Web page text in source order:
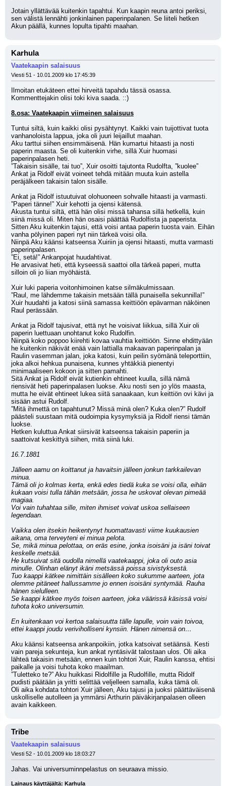
Jotain yllättävää kuitenkin tapahtui. Kun kaapin reuna antoi periksi,
sen välistä lennähti jonkinlainen paperinpalanen. Se liiteli hetken
Akun päällä, kunnes lopulta tipahti maahan.
Karhula
Vaatekaapin salaisuus
Viesti 51 - 10.01.2009 klo 17:45:39
Ilmoitan etukäteen ettei hirveitä tapahdu tässä osassa.
Kommenttejakin olisi toki kiva saada. ::)
8.osa: Vaatekaapin viimeinen salaisuus
Tuntui siltä, kuin kaikki olisi pysähtynyt. Kaikki vain tuijottivat tuota
vanhanoloista lappua, joka oli juuri leijaillut maahan.
Aku tarttui siihen ensimmäisenä. Hän kumartui hitaasti ja nosti
paperin maasta. Se oli kuitenkin virhe, sillä Xuir huomasi
paperinpalasen heti.
”Takaisin sisälle, tai tuo”, Xuir osoitti tajutonta Rudolfta, ”kuolee”
Ankat ja Ridolf eivät voineet tehdä mitään muuta kuin astella
peräjälkeen takaisin talon sisälle.
Ankat ja Ridolf istuutuivat olohuoneen sohvalle hitaasti ja varmasti.
”Paperi tänne!” Xuir kehotti ja ojensi kätensä.
Akusta tuntui siltä, että hän olisi missä tahansa sillä hetkellä, kuin
siinä missä oli. Miten hän osaisi päättää Rudolfista ja paperista.
Sitten Aku kuitenkin tajusi, että voisi antaa paperin tuosta vain. Eihän
vanha pölyinen paperi nyt niin tärkeä voisi olla.
Niinpä Aku käänsi katseensa Xuiriin ja ojensi hitaasti, mutta varmasti
paperinpalasen.
”Ei, setä!” Ankanpojat huudahtivat.
He arvasivat heti, että kyseessä saattoi olla tärkeä paperi, mutta
silloin oli jo liian myöhäistä.
Xuir luki paperia voitonhimoinen katse silmäkulmissaan.
”Raul, me lähdemme takaisin metsään tällä punaisella sekunnilla!”
Xuir huudahti ja katosi siinä samassa keittiöön epävarman näköinen
Raul perässään.
Ankat ja Ridolf tajusivat, että nyt he voisivat liikkua, sillä Xuir oli
paperin luettuaan unohtanut koko Rudolfin.
Niinpä koko poppoo kiirehti kovaa vauhtia keittiöön. Sinne ehdittyään
he kuitenkin näkivät enää vain lattialla makaavan paperinpalan ja
Raulin vasemman jalan, joka katosi, kuin peilin syömänä teleporttiin,
joka alkoi hehkua punaisena, kunnes yhtäkkiä pienentyi
minimaaliseen kokoon ja sitten pamahti.
Sitä Ankat ja Ridolf eivät kutienkin ehtineet kuulla, sillä nämä
riensivät heti paperinpalasen luokse. Aku nosti sen jo ylös maasta,
mutta he eivät ehtineet lukea siitä sanaakaan, kun keittiön ovi kävi ja
sisään astui Rudolf.
”Mitä ihmettä on tapahtunut? Missä minä olen? Kuka olen?” Rudolf
päästeli suustaan mitä oudoimpia kysymyksiä ja Ridolf riensi tämän
luokse.
Hetken kuluttua Ankat siirsivät katseensa takaisin paperiin ja
saattoivat keskittyä siihen, mitä siinä luki.
16.7.1881
Jälleen aamu on koittanut ja havaitsin jälleen jonkun tarkkailevan
minua.
Tämä oli jo kolmas kerta, enkä edes tiedä kuka se voisi olla, eihän
kukaan voisi tulla tähän metsään, jossa he uskovat olevan pimeää
magiaa.
Voi vain tuhahtaa sille, miten ihmiset voivat uskoa sellaiseen
legendaan.
Vaikka olen itsekin heikentynyt huomattavasti viime kuukausien
aikana, oma terveyteni ei minua pelota.
Se, mikä minua pelottaa, on eräs esine, jonka isoisäni ja isäni toivat
keskelle metsää.
He kutsuivat sitä oudolla nimellä vaatekaappi, joka oli outo asia
minulle. Olinhan elänyt ikäni metsässä poissa sivistyksestä.
Tuo kaappi kätkee nimittäin sisälleen koko sukumme aarteen, jota
olemme pitäneet hallussamme jo ennen isoisäni syntymää. Rauha
hänen sielulleen.
Se kaappi kätkee myös toisen aarteen, joka väärissä käsissä voisi
tuhota koko universumin.
En kuitenkaan voi kertoa salaisuutta tälle lapulle, voin vain toivoa,
ettei kaappi joudu veriviholliseni kynsiin. Hänen nimensä on…
Aku käänsi katseensa ankanpoikiin, jotka katsoivat setäänsä. Kesti
vain pareja sekunteja, kun ankat ryntäsivät talostaan ulos. Oli aika
lähteä takaisin metsään, ennen kuin tohtori Xuir, Raulin kanssa, ehtisi
paikalle ja voisi tuhota koko maailman.
”Tuletteko te?” Aku huikkasi Ridolfille ja Rudolfille, mutta Ridolf
pudisti päätään ja yritti selittää veljelleen samalla, kuka tämä oli.
Oli aika kohdata tohtori Xuir jälleen, Aku tajusi ja juoksi päättäväisenä
uskolliselle autolleen ja ymmärsi Arthurin päiväkirjanpalasen olleen
avain kaikkeen.
Tribe
Vaatekaapin salaisuus
Viesti 52 - 10.01.2009 klo 18:03:27
Jahas. Vai universuminnpelastus on seuraava missio.
Lainaus käyttäjältä: Karhula